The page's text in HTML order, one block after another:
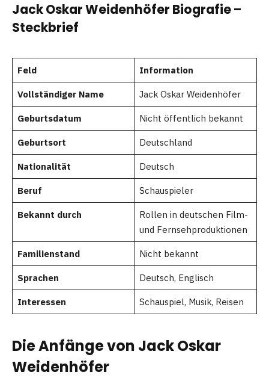
Jack Oskar Weidenhöfer Biografie –
Steckbrief
Feld Information
Vollständiger Name Jack Oskar Weidenhöfer
Geburtsdatum Nicht öffentlich bekannt
Geburtsort Deutschland
Nationalität Deutsch
Beruf Schauspieler
Bekannt durch
Rollen in deutschen Film-
und Fernsehproduktionen
Familienstand Nicht bekannt
Sprachen Deutsch, Englisch
Interessen Schauspiel, Musik, Reisen
Die Anfänge von Jack Oskar
Weidenhöfer